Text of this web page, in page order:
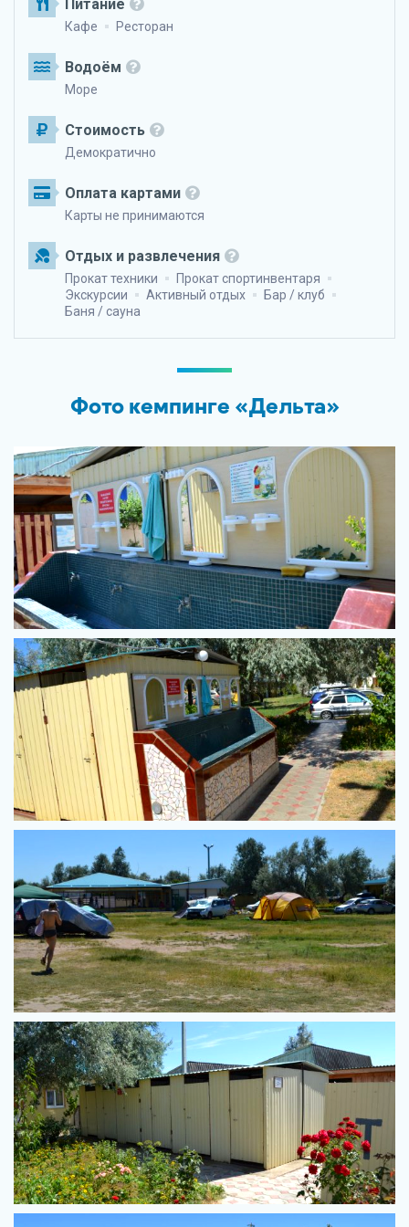
Питание
Кафе Ресторан
Водоём
Море
Стоимость
Демократично
Оплата картами
Карты не принимаются
Отдых и развлечения
Прокат техники
Прокат спортинвентаря
Экскурсии
Активный отдых
Бар / клуб
Баня / сауна
Фото кемпинге «Дельта»